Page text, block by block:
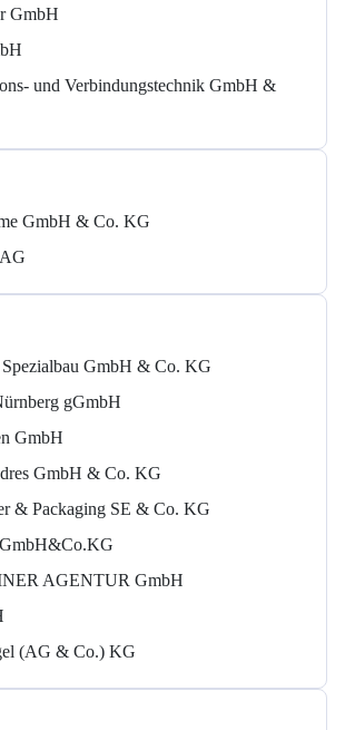
GmbH
und Verbindungstechnik GmbH &
GmbH & Co. KG
GmbH & Co. KG
gGmbH
GmbH
GmbH & Co. KG
& Packaging SE & Co. KG
AGENTUR GmbH
(AG & Co.) KG